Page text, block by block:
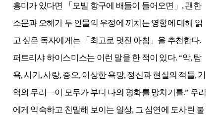
흥미가 있다면
「 모빌 항구에 배들이 들어오면 」 , 괜한
소문과 오해가 두 인물의 우정에 끼치는 영향에 대해 읽
고 싶은 독자에게는
「 최고로 멋진 아침 」 을 추천한다.
퍼트리샤 하이스미스는 이런 말을 한 적이 있다. “악, 탐
욕,시기,사랑, 증오, 이상한 욕망, 정신과 현실의 적들, 기
억의 무리—이 모두가 부디 나의 평화를 망치기를.” 우리
에게 익숙하고 친밀해 보이는 일상, 그 심연에 도사린 불